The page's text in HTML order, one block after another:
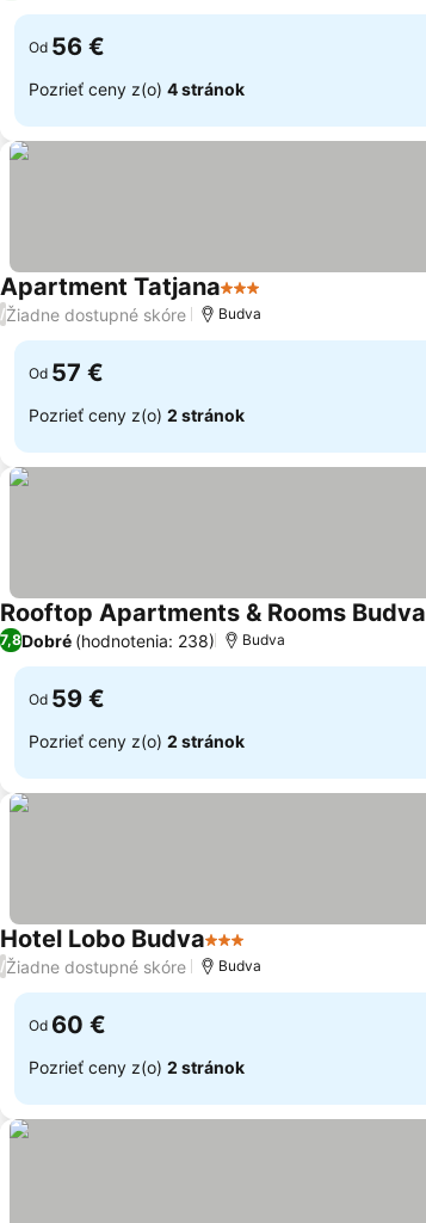
Od 56 €
Pozrieť ceny z(o) 4 stránok
Apartment Tatjana3 Počet hviezdičiek
/Žiadne dostupné skóre Budva
Od 57 €
Pozrieť ceny z(o) 2 stránok
Rooftop Apartments & Rooms Budva
7,8Dobré (hodnotenia: 238) Budva
Od 59 €
Pozrieť ceny z(o) 2 stránok
Hotel Lobo Budva3 Počet hviezdičiek
/Žiadne dostupné skóre Budva
Od 60 €
Pozrieť ceny z(o) 2 stránok